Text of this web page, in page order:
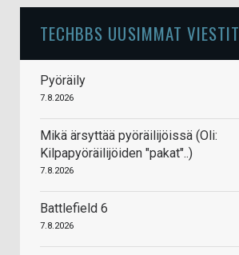
TECHBBS UUSIMMAT VIESTIT
Pyöräily
7.8.2026
Mikä ärsyttää pyöräilijöissä (Oli:
Kilpapyöräilijöiden "pakat"..)
7.8.2026
Battlefield 6
7.8.2026